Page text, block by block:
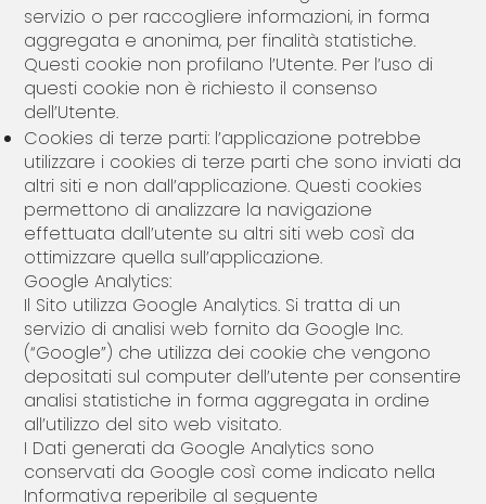
servizio o per raccogliere informazioni, in forma
aggregata e anonima, per finalità statistiche.
Questi cookie non profilano l’Utente. Per l’uso di
questi cookie non è richiesto il consenso
dell’Utente.
Cookies di terze parti: l’applicazione potrebbe
utilizzare i cookies di terze parti che sono inviati da
altri siti e non dall’applicazione. Questi cookies
permettono di analizzare la navigazione
effettuata dall’utente su altri siti web così da
ottimizzare quella sull’applicazione.
Google Analytics:
Il Sito utilizza Google Analytics. Si tratta di un
servizio di analisi web fornito da Google Inc.
(“Google”) che utilizza dei cookie che vengono
depositati sul computer dell’utente per consentire
analisi statistiche in forma aggregata in ordine
all’utilizzo del sito web visitato.
I Dati generati da Google Analytics sono
conservati da Google così come indicato nella
Informativa reperibile al seguente